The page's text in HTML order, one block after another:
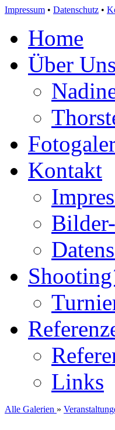
Impressum • Datenschutz •
Home
Über Uns
Kontakt
Links
Alle Galerien »